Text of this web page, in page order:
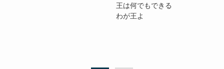
王は何でもできる
わが王よ